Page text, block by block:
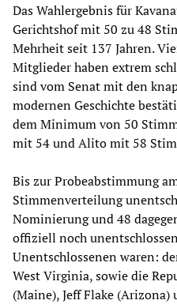
Das Wahlergebnis für
Gerichtshof mit 50 zu 48
Mehrheit seit 137 Jahren.
Mitglieder haben extrem
sind vom Senat mit den
modernen Geschichte
dem Minimum von 50
mit 54 und Alito mit 58
Bis zur Probeabstimmung
Stimmenverteilung
Nominierung und 48
offiziell noch
Unentschlossenen waren:
West Virginia, sowie die
(Maine), Jeff Flake